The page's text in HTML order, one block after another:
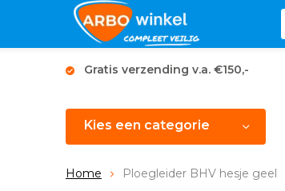
Gratis verzending v.a. €150,-
Kies een categorie
Home Ploegleider BHV hesje geel